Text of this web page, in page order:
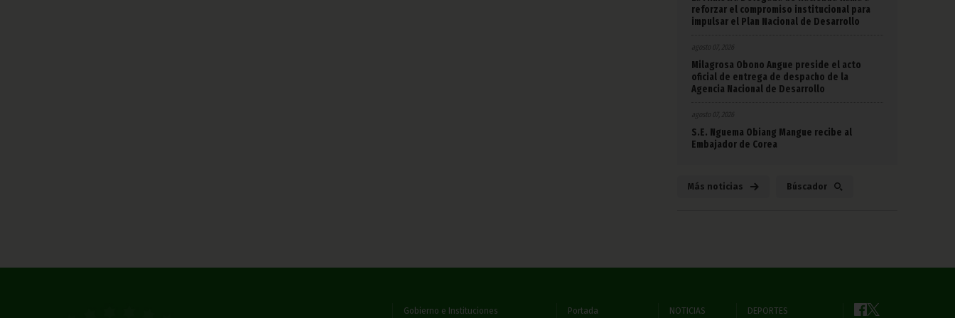
reforzar el compromiso institucional para
impulsar el Plan Nacional de Desarrollo
agosto 07, 2026
Milagrosa Obono Angue preside el acto
oficial de entrega de despacho de la
Agencia Nacional de Desarrollo
agosto 07, 2026
S.E. Nguema Obiang Mangue recibe al
Embajador de Corea
Más noticias Búscador
Gobierno e Instituciones Portada NOTICIAS DEPORTES